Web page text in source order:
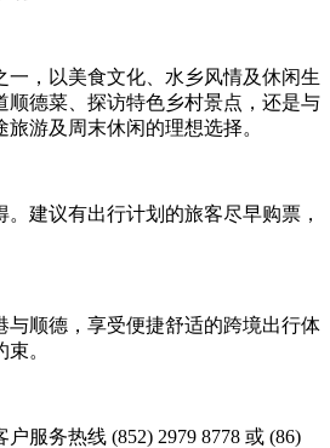
一，以美食文化、水乡风情及休闲生
顺德菜、探访特色乡村景点，还是与
游及周末休闲的理想选择。
建议有出行计划的旅客尽早购票，
与顺德，享受便捷舒适的跨境出行体
。
服务热线 (852) 2979 8778 或 (86)